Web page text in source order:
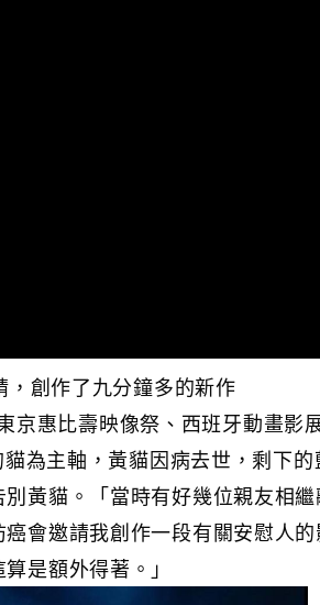
創作了九分鐘多的新作
京惠比壽映像祭、西班牙動畫影
為主軸，黃貓因病去世，剩下的
黃貓。「當時有好幾位親友相繼
會邀請我創作一段有關安慰人的
是額外得著。」